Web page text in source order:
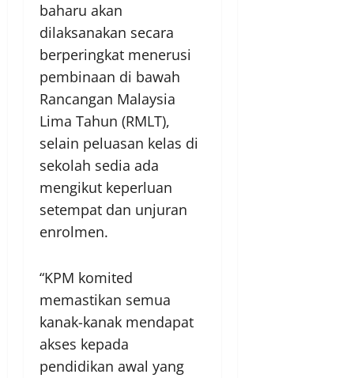
baharu akan
dilaksanakan secara
berperingkat menerusi
pembinaan di bawah
Rancangan Malaysia
Lima Tahun (RMLT),
selain peluasan kelas di
sekolah sedia ada
mengikut keperluan
setempat dan unjuran
enrolmen.
“KPM komited
memastikan semua
kanak-kanak mendapat
akses kepada
pendidikan awal yang